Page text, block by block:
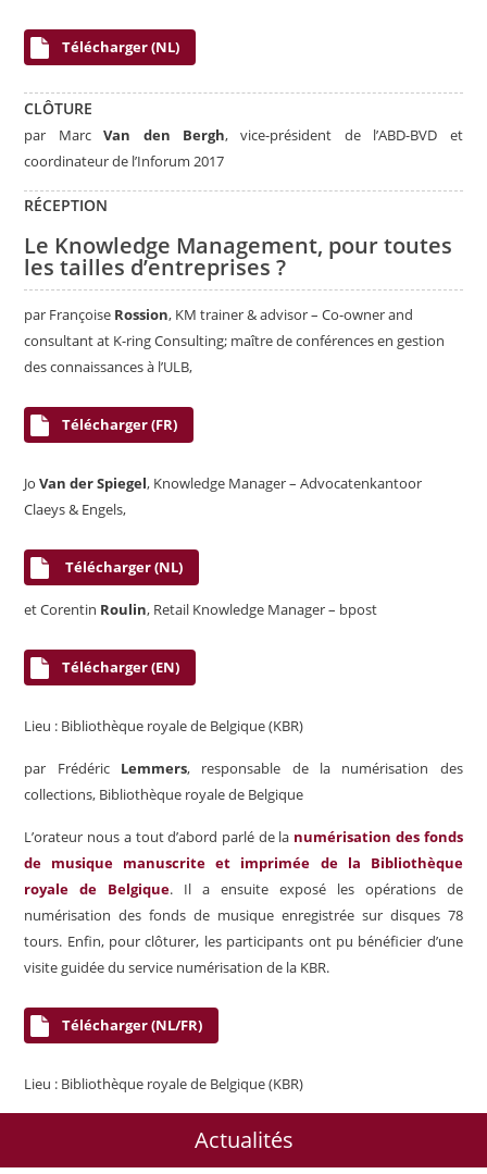
Télécharger (NL)
CLÔTURE
par MarcVan den Bergh, vice-président de l’ABD-BVD et
coordinateur de l’Inforum 2017
RÉCEPTION
Le Knowledge Management, pour toutes
les tailles d’entreprises ?
par Françoise Rossion, KM trainer & advisor – Co-owner and
consultant at K-ring Consulting; maître de conférences en gestion
des connaissances à l’ULB,
Télécharger (FR)
JoVan der Spiegel, Knowledge Manager – Advocatenkantoor
Claeys & Engels,
Télécharger (NL)
et Corentin Roulin, Retail Knowledge Manager – bpost
Télécharger (EN)
Lieu : Bibliothèque royale de Belgique (KBR)
par FrédéricLemmers, responsable de la numérisation des
collections, Bibliothèque royale de Belgique
L’orateur nous a tout d’abord parlé de la numérisation des fonds
de musique manuscrite et imprimée de la Bibliothèque
royale de Belgique. Il a ensuite exposé les opérations de
numérisation des fonds de musique enregistrée sur disques 78
tours. Enfin, pour clôturer, les participants ont pu bénéficier d’une
visite guidée du service numérisation de la KBR.
Télécharger (NL/FR)
Lieu : Bibliothèque royale de Belgique (KBR)
Actualités